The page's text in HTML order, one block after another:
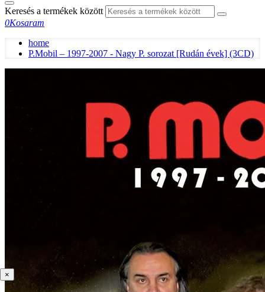
Keresés a termékek között
0Kosaram
home
P.Mobil – 1997-2007 - Nagy P. sorozat [Rudán évek] (3CD)
×